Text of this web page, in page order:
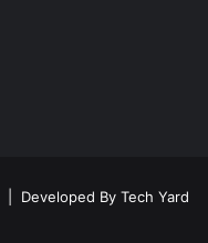
| Developed By Tech Yard